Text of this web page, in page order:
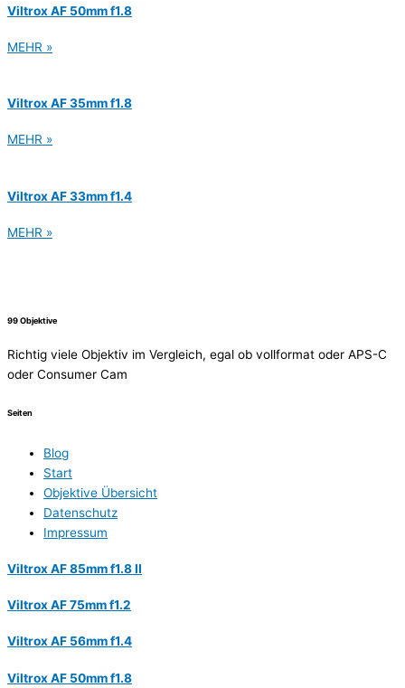
Viltrox AF 50mm f1.8
MEHR »
Viltrox AF 35mm f1.8
MEHR »
Viltrox AF 33mm f1.4
MEHR »
99 Objektive
Richtig viele Objektiv im Vergleich, egal ob vollformat oder APS-C
oder Consumer Cam
Seiten
Blog
Start
Objektive Übersicht
Datenschutz
Impressum
Viltrox AF 85mm f1.8 II
Viltrox AF 75mm f1.2
Viltrox AF 56mm f1.4
Viltrox AF 50mm f1.8